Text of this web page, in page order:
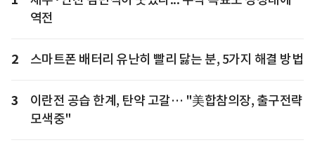
역전
2 스마트폰 배터리 유난히 빨리 닳는 분, 5가지 해결 방법
3
이란전 공습 한계, 탄약 고갈… "美합참의장, 출구전략
모색중"